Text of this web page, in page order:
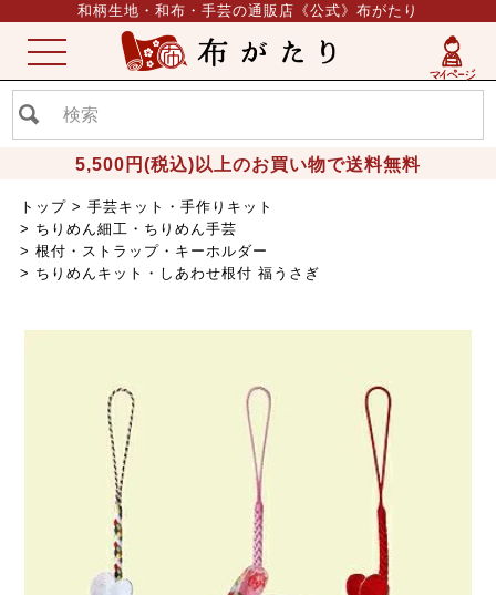
和柄生地・和布・手芸の通販店《公式》布がたり
5,500円(税込)以上のお買い物で送料無料
ME
NU
トップ
手芸キット・手作りキット
ちりめん細工・ちりめん手芸
根付・ストラップ・キーホルダー
ちりめんキット・しあわせ根付 福うさぎ